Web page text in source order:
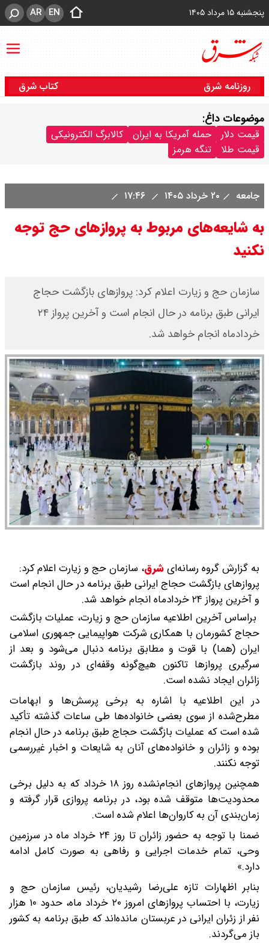
پنجشنبه ۱۵ مرداد ۱۴۰۵ EN
AR
روزنامه شرق کتاب شرق
موضوعات داغ:
قیمت دلار حمله آمریکا به ایران
کالابرگ الکترونیکی
قیمت طلا
تنگه هرمز
جامعه ۲۰ خرداد ۱۴۰۵
به شایعه‌های مربوط به پروازهای حج توجه
نکنید
سازمان حج و زیارت اعلام کرد: پروازهای بازگشت حجاج
ایرانی طبق برنامه در حال انجام است و آخرین پرواز ۲۴
خردادماه انجام خواهد شد.
به گزارش گروه رسانه‌ایشرق، سازمان حج و زیارت اعلام کرد:
پروازهای بازگشت حجاج ایرانی طبق برنامه در حال انجام است
و آخرین پرواز ۲۴ خردادماه انجام خواهد شد.
براساس آخرین اطلاعیه سازمان حج و زیارت، عملیات بازگشت
حجاج کشورمان با همکاری شرکت هواپیمایی جمهوری اسلامی
ایران (هما) با قوت و مطابق برنامه دنبال می‌شود و بعد از
سرگیری پروازها تاکنون هیچ‌گونه وقفه‌ای در روند بازگشت
زائران ایجاد نشده است.
در این اطلاعیه با اشاره به برخی پرسش‌ها و ابهامات
مطرح‌شده از سوی بعضی خانواده‌ها طی ساعات گذشته تأکید
شده است که عملیات بازگشت حجاج طبق برنامه در حال انجام
بوده و زائران و خانواده‌های آنان به شایعات و اخبار غیررسمی
توجه نکنند.
همچنین پروازهای انجام‌نشده روز ۱۸ خرداد که به دلیل برخی
محدودیت‌ها متوقف شده بود، در برنامه پروازی قرار گرفته و
زمان‌بندی آن به کاروان‌ها اعلام شده است.
ضمنا با توجه به حضور زائران تا روز ۲۴ خرداد ماه در سرزمین
وحی، تمام خدمات اجرایی و رفاهی به صورت کامل ادامه
دارد.»
بنابر اظهارات تازه علی‌رضا رشیدیان، رئیس سازمان حج و
زیارت، با احتساب پروازهای امروز ۲۰ خرداد ماه، حدود ۱۰ هزار
نفر از زئران ایرانی در عربستان مانده‌اند که طبق برنامه به کشور
باز می‌گردند.